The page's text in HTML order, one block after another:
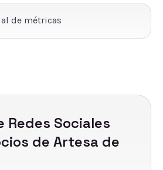
de métricas
Redes Sociales
de Artesa de